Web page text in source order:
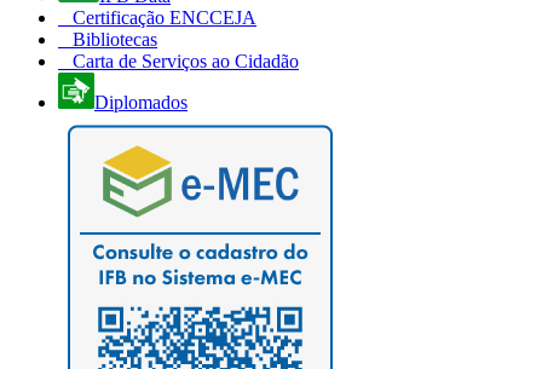
Certificação ENCCEJA
Bibliotecas
Carta de Serviços ao Cidadão
Diplomados